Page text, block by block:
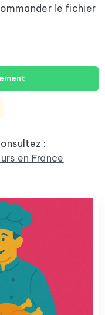
le fichier
:
en France